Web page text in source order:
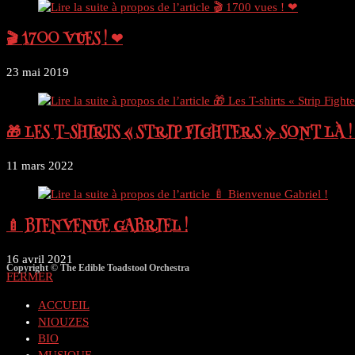
🎬 1700 VUES ! ❤
23 mai 2019
🎁 LES T-SHIRTS « STRIP FIGHTERS » SONT LÀ
11 mars 2022
🍼 BIENVENUE GABRIEL !
16 avril 2021
Copyright © The Edible Toadstool Orchestra
FERMER
ACCUEIL
NIOUZES
BIO